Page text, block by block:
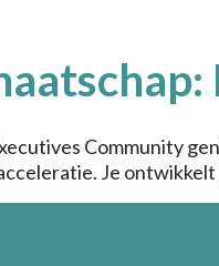
Community
Je